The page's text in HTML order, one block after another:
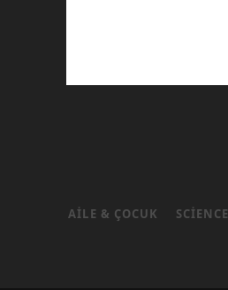
AILE & ÇOCUK SCIENCE